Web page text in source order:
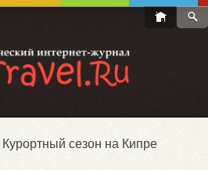
Курортный сезон на Кипре